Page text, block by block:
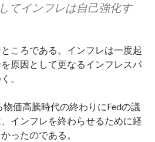
てインフレは自己強化す
ころである。インフレは一度起
原因として更なるインフレスパ
。
価高騰時代の終わりにFedの議
インフレを終わらせるために経
ったのである。